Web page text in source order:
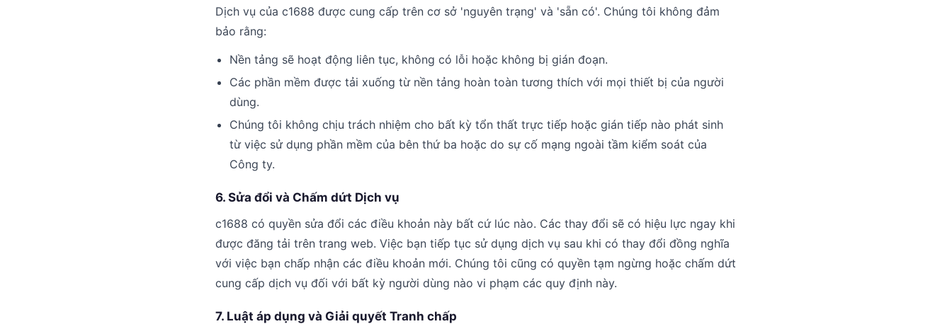
Dịch vụ của c1688 được cung cấp trên cơ sở 'nguyên trạng' và 'sẵn có'. Chúng tôi không đảm
bảo rằng:
Nền tảng sẽ hoạt động liên tục, không có lỗi hoặc không bị gián đoạn.
Các phần mềm được tải xuống từ nền tảng hoàn toàn tương thích với mọi thiết bị của người
dùng.
Chúng tôi không chịu trách nhiệm cho bất kỳ tổn thất trực tiếp hoặc gián tiếp nào phát sinh
từ việc sử dụng phần mềm của bên thứ ba hoặc do sự cố mạng ngoài tầm kiểm soát của
Công ty.
6. Sửa đổi và Chấm dứt Dịch vụ
c1688 có quyền sửa đổi các điều khoản này bất cứ lúc nào. Các thay đổi sẽ có hiệu lực ngay khi
được đăng tải trên trang web. Việc bạn tiếp tục sử dụng dịch vụ sau khi có thay đổi đồng nghĩa
với việc bạn chấp nhận các điều khoản mới. Chúng tôi cũng có quyền tạm ngừng hoặc chấm dứt
cung cấp dịch vụ đối với bất kỳ người dùng nào vi phạm các quy định này.
7. Luật áp dụng và Giải quyết Tranh chấp